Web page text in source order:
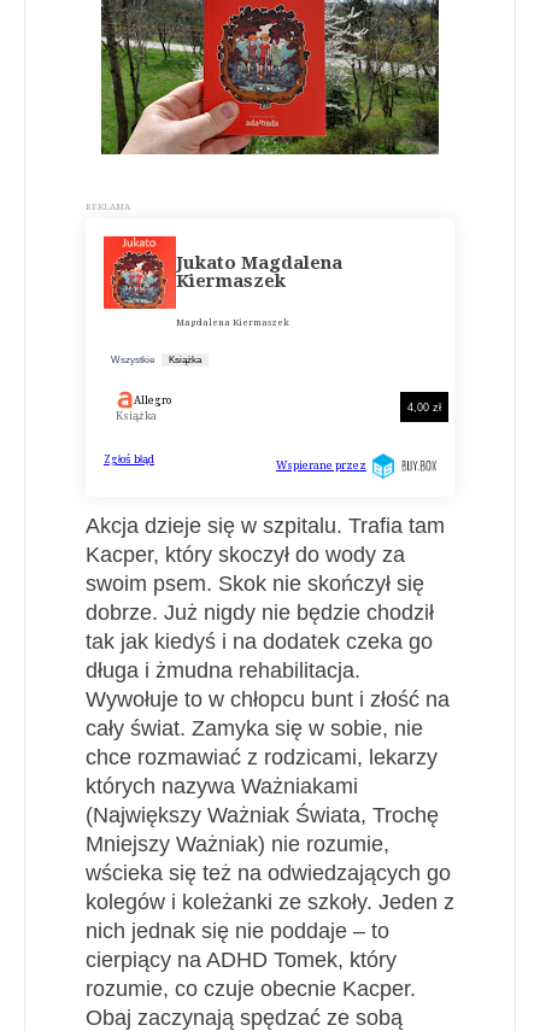
Akcja dzieje się w szpitalu. Trafia tam
Kacper, który skoczył do wody za
swoim psem. Skok nie skończył się
dobrze. Już nigdy nie będzie chodził
tak jak kiedyś i na dodatek czeka go
długa i żmudna rehabilitacja.
Wywołuje to w chłopcu bunt i złość na
cały świat. Zamyka się w sobie, nie
chce rozmawiać z rodzicami, lekarzy
których nazywa Ważniakami
(Największy Ważniak Świata, Trochę
Mniejszy Ważniak) nie rozumie,
wścieka się też na odwiedzających go
kolegów i koleżanki ze szkoły. Jeden z
nich jednak się nie poddaje – to
cierpiący na ADHD Tomek, który
rozumie, co czuje obecnie Kacper.
Obaj zaczynają spędzać ze sobą